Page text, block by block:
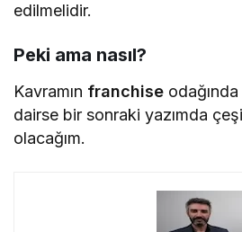
edilmelidir.
Peki ama nasıl?
Kavramın franchise
dairse bir sonraki yazımda
olacağım.